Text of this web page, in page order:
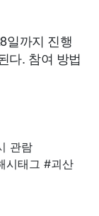
일까지 진행
다. 참여 방법
관람
시태그 #괴산